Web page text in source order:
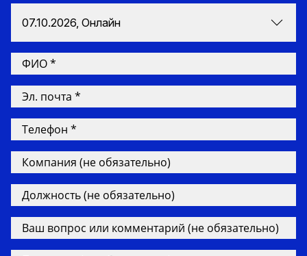
07.10.2026, Онлайн